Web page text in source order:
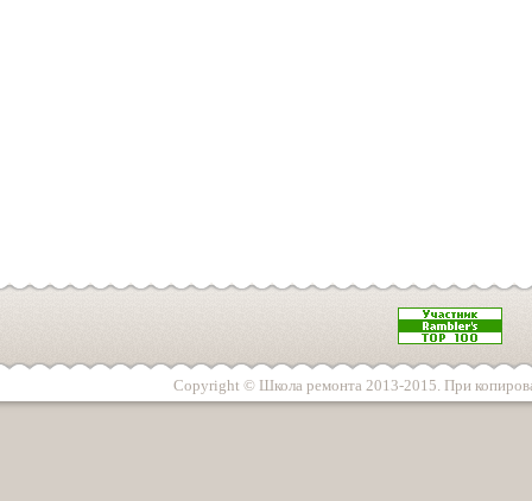
Copyright © Школа ремонта 2013-2015. При